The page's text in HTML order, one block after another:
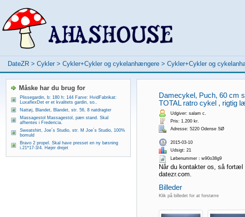
DateZR > Cykler > Cykler+Cykler og cykelanhængere > Cykler+Cykler og
Damecykel, Puch, 60 cm
TOTAL ratro cykel , rigtig
Udgiver: salam c.
Pris: 1.200 kr.
Adresse: 5220 Odense SØ
2015-03-10
Udsigt: 21
Løbenummer：w90o38g9
Når du kontakter os, så
datezr.com.
Billeder
Klik på billedet for at forstørre
Måske har du brug for
Plissegardin, b: 180 h: 144 Farve: HvidFabrikat:
LuxaflexDet er et kvalitets gardin, so..
Nattøj, Blandet, Blandet, str. 56, 8 natdragter
Massagestol Massagestol, pæn stand. Skal
afhentes i Fredericia.
Sweatshirt, Joe´s Studio, str. M Joe´s Studio, 100%
bomuld
Bravo 2 propel. Skal have presset en ny bøsning
i.21*17-3/4. Højer drejet